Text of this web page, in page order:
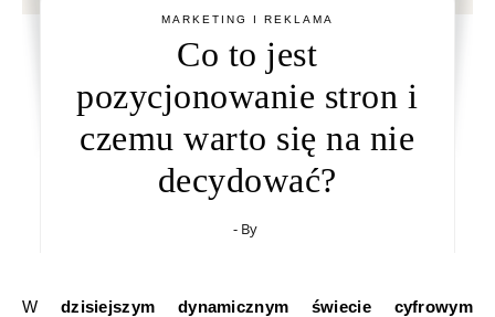
MARKETING I REKLAMA
Co to jest
pozycjonowanie stron i
czemu warto się na nie
decydować?
- By
W dzisiejszym dynamicznym świecie cyfrowym